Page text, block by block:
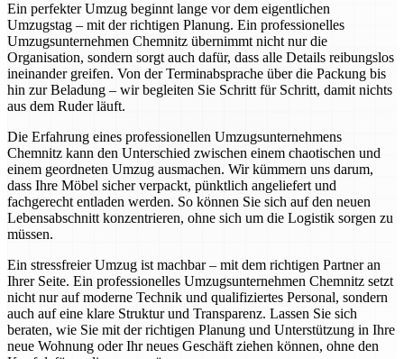
Ein perfekter Umzug beginnt lange vor dem eigentlichen
Umzugstag – mit der richtigen Planung. Ein professionelles
Umzugsunternehmen Chemnitz übernimmt nicht nur die
Organisation, sondern sorgt auch dafür, dass alle Details reibungslos
ineinander greifen. Von der Terminabsprache über die Packung bis
hin zur Beladung – wir begleiten Sie Schritt für Schritt, damit nichts
aus dem Ruder läuft.
Die Erfahrung eines professionellen Umzugsunternehmens
Chemnitz kann den Unterschied zwischen einem chaotischen und
einem geordneten Umzug ausmachen. Wir kümmern uns darum,
dass Ihre Möbel sicher verpackt, pünktlich angeliefert und
fachgerecht entladen werden. So können Sie sich auf den neuen
Lebensabschnitt konzentrieren, ohne sich um die Logistik sorgen zu
müssen.
Ein stressfreier Umzug ist machbar – mit dem richtigen Partner an
Ihrer Seite. Ein professionelles Umzugsunternehmen Chemnitz setzt
nicht nur auf moderne Technik und qualifiziertes Personal, sondern
auch auf eine klare Struktur und Transparenz. Lassen Sie sich
beraten, wie Sie mit der richtigen Planung und Unterstützung in Ihre
neue Wohnung oder Ihr neues Geschäft ziehen können, ohne den